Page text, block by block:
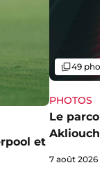
et
PHOTOS
Le
Akliouche
Galerie
49
7 août 2026